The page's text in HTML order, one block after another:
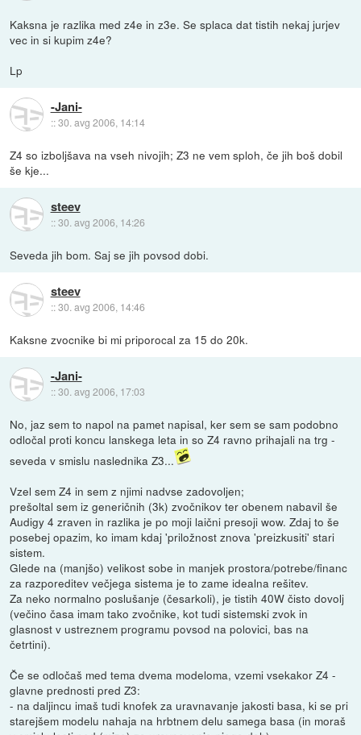
Kaksna je razlika med z4e in z3e. Se splaca dat tistih nekaj jurjev
vec in si kupim z4e?
Lp
-Jani-
::30. avg 2006, 14:14
Z4 so izboljšava na vseh nivojih; Z3 ne vem sploh, če jih boš dobil
še kje...
steev
::30. avg 2006, 14:26
Seveda jih bom. Saj se jih povsod dobi.
steev
::30. avg 2006, 14:46
Kaksne zvocnike bi mi priporocal za 15 do 20k.
-Jani-
::30. avg 2006, 17:03
No, jaz sem to napol na pamet napisal, ker sem se sam podobno
odločal proti koncu lanskega leta in so Z4 ravno prihajali na trg -
seveda v smislu naslednika Z3...
Vzel sem Z4 in sem z njimi nadvse zadovoljen;
prešoltal sem iz generičnih (3k) zvočnikov ter obenem nabavil še
Audigy 4 zraven in razlika je po moji laični presoji wow. Zdaj to še
posebej opazim, ko imam kdaj 'priložnost znova 'preizkusiti' stari
sistem.
Glede na (manjšo) velikost sobe in manjek prostora/potrebe/financ
za razporeditev večjega sistema je to zame idealna rešitev.
Za neko normalno poslušanje (česarkoli), je tistih 40W čisto dovolj
(večino časa imam tako zvočnike, kot tudi sistemski zvok in
glasnost v ustreznem programu povsod na polovici, bas na
četrtini).
Če se odločaš med tema dvema modeloma, vzemi vsekakor Z4 -
glavne prednosti pred Z3:
- na daljincu imaš tudi knofek za uravnavanje jakosti basa, ki se pri
starejšem modelu nahaja na hrbtnem delu samega basa (in moraš